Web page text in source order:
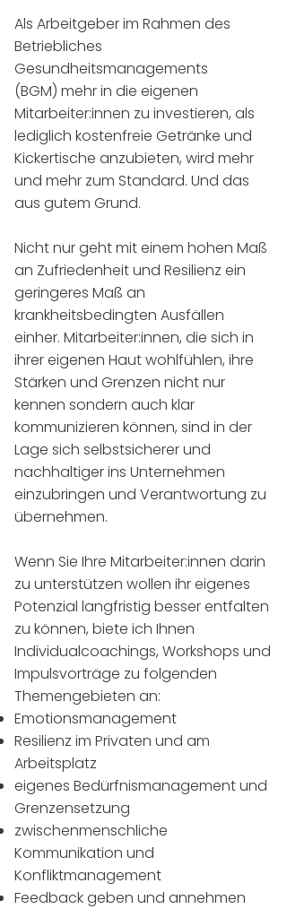
Als Arbeitgeber im Rahmen des
Betriebliches
Gesundheitsmanagements
(BGM) mehr in die eigenen
Mitarbeiter:innen zu investieren, als
lediglich kostenfreie Getränke und
Kickertische anzubieten, wird mehr
und mehr zum Standard. Und das
aus gutem Grund.
Nicht nur geht mit einem hohen Maß
an Zufriedenheit und Resilienz ein
geringeres Maß an
krankheitsbedingten Ausfällen
einher. Mitarbeiter:innen, die sich in
ihrer eigenen Haut wohlfühlen, ihre
Stärken und Grenzen nicht nur
kennen sondern auch klar
kommunizieren können, sind in der
Lage sich selbstsicherer und
nachhaltiger ins Unternehmen
einzubringen und Verantwortung zu
übernehmen.
Wenn Sie Ihre Mitarbeiter:innen darin
zu unterstützen wollen ihr eigenes
Potenzial langfristig besser entfalten
zu können, biete ich Ihnen
Individualcoachings, Workshops und
Impulsvorträge zu folgenden
Themengebieten an:
Emotionsmanagement​
Resilienz im Privaten und am
Arbeitsplatz
eigenes Bedürfnismanagement und
Grenzensetzung
zwischenmenschliche
Kommunikation und
Konfliktmanagement
Feedback geben und annehmen